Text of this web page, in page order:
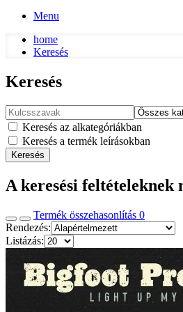
Menu
home
Keresés
Keresés
Keresés az alkategóriákban
Keresés a termék leírásokban
Keresés
A keresési feltételeknek
Termék összehasonlítás 0
Rendezés:
Listázás: